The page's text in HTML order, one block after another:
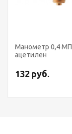
Манометр 0,4
ацетилен
132 руб.